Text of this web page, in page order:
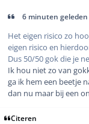
6 minuten geleden
Het eigen risico zo
eigen risico en
Dus 50/50 gok die je
Ik hou niet zo van
ga ik hem een beetje
dan nu maar bij een
Citeren